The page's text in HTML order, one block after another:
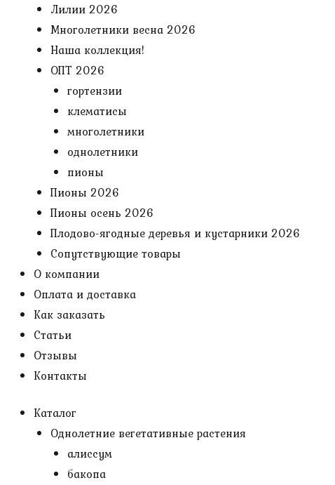
Лилии 2026
Многолетники весна 2026
Наша коллекция!
ОПТ 2026
гортензии
клематисы
многолетники
однолетники
пионы
Пионы 2026
Пионы осень 2026
Плодово-ягодные деревья и кустарники 2026
Сопутствующие товары
О компании
Оплата и доставка
Как заказать
Статьи
Отзывы
Контакты
Каталог
Однолетние вегетативные растения
алиссум
бакопа